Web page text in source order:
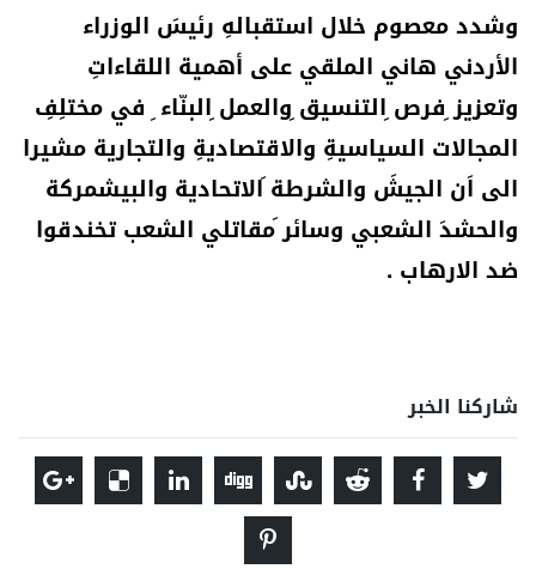
وشدد معصوم خلال استقبالهِ رئيسَ الوزراء
الأردني هاني الملقي على أهمية اللقاءاتِ
وتعزيز ِفرص ِالتنسيق ِوالعمل ِالبنّاء ِ في مختلِفِ
المجالات السياسيةِ والاقتصاديةِ والتجارية مشيرا
الى اَن الجيشَ والشرطة َالاتحادية والبيشمركة
والحشدَ الشعبي وسائر َمقاتلي الشعب تخندقوا
ضد الارهاب .
شاركنا الخبر